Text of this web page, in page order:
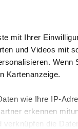
mit Ihrer
und Videos mit
Wenn
Kartenanzeige.
wie Ihre IP-
erkennen
die Daten
Jobs & Karriere